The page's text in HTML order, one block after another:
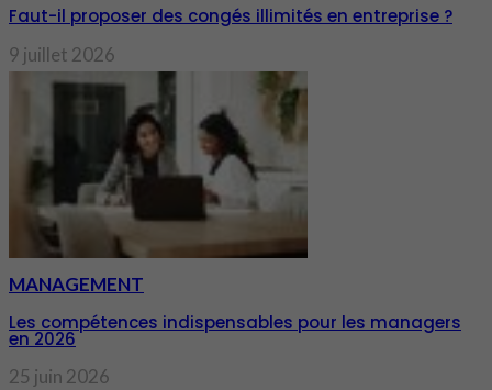
Faut-il proposer des congés illimités en entreprise ?
9 juillet 2026
MANAGEMENT
Les compétences indispensables pour les managers
en 2026
25 juin 2026